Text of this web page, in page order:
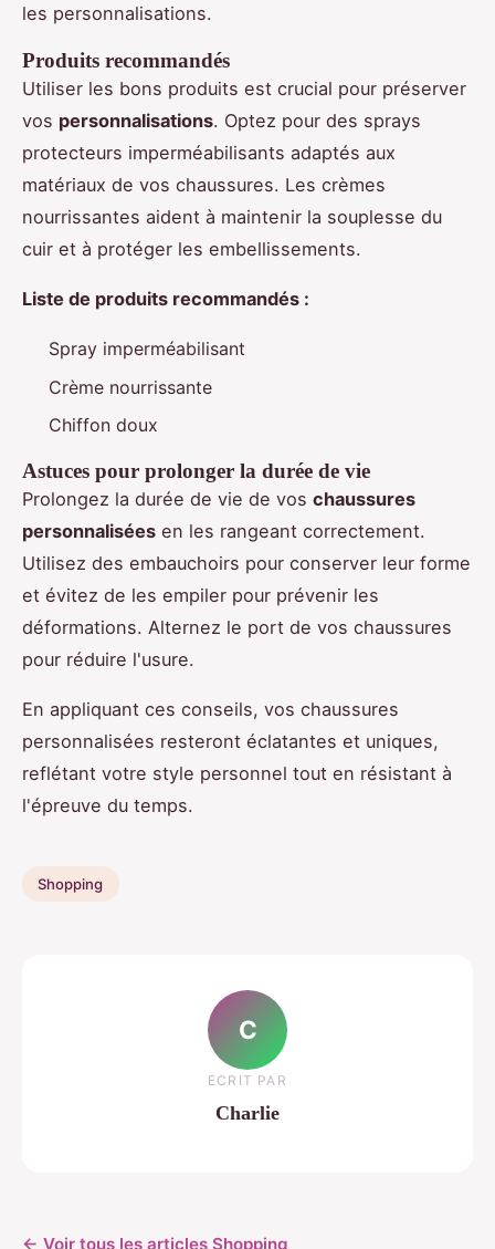
les personnalisations.
Produits recommandés
Utiliser les bons produits est crucial pour préserver
vos personnalisations. Optez pour des sprays
protecteurs imperméabilisants adaptés aux
matériaux de vos chaussures. Les crèmes
nourrissantes aident à maintenir la souplesse du
cuir et à protéger les embellissements.
Liste de produits recommandés :
Spray imperméabilisant
Crème nourrissante
Chiffon doux
Astuces pour prolonger la durée de vie
Prolongez la durée de vie de vos chaussures
personnalisées en les rangeant correctement.
Utilisez des embauchoirs pour conserver leur forme
et évitez de les empiler pour prévenir les
déformations. Alternez le port de vos chaussures
pour réduire l'usure.
En appliquant ces conseils, vos chaussures
personnalisées resteront éclatantes et uniques,
reflétant votre style personnel tout en résistant à
l'épreuve du temps.
Shopping
C
ECRIT PAR
Charlie
← Voir tous les articles Shopping